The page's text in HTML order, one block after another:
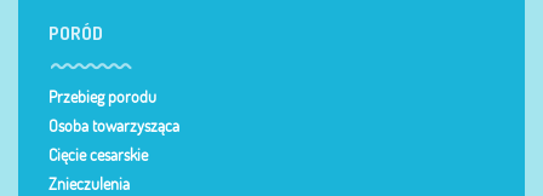
PORÓD
Przebieg porodu
Osoba towarzysząca
Cięcie cesarskie
Znieczulenia